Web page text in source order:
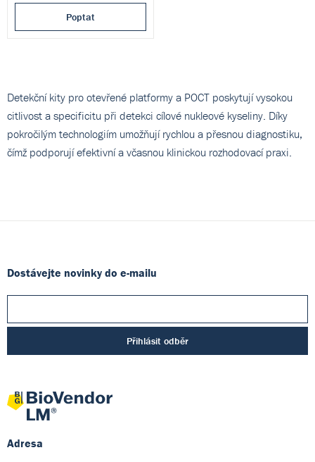
Poptat
Detekční kity pro otevřené platformy a POCT poskytují vysokou
citlivost a specificitu při detekci cílové nukleové kyseliny. Díky
pokročilým technologiím umožňují rychlou a přesnou diagnostiku,
čímž podporují efektivní a včasnou klinickou rozhodovací praxi.
Dostávejte novinky do e-mailu
Přihlásit odběr
Adresa